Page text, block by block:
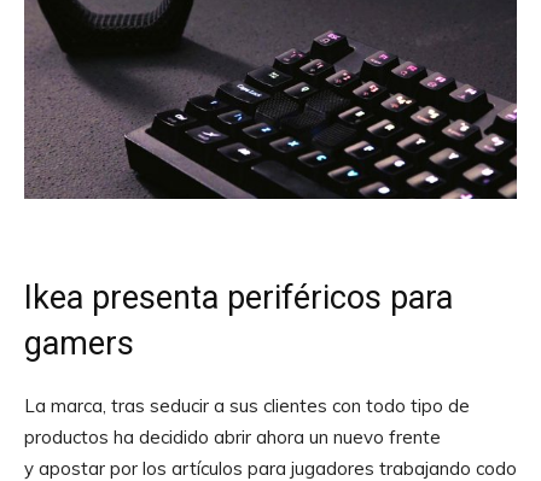
Ikea presenta periféricos para
gamers
La marca, tras seducir a sus clientes con todo tipo de
productos ha decidido abrir ahora un nuevo frente
y apostar por los artículos para jugadores trabajando codo